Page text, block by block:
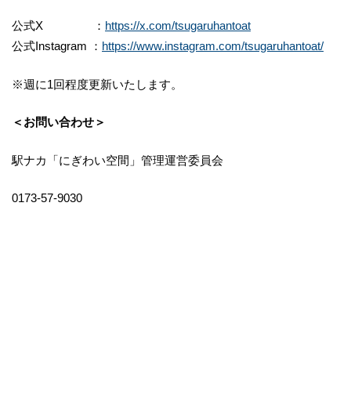
公式X ： https://x.com/tsugaruhantoat
公式Instagram ： https://www.instagram.com/tsugaruhantoat/
※週に1回程度更新いたします。
＜お問い合わせ＞
駅ナカ「にぎわい空間」管理運営委員会
0173-57-9030